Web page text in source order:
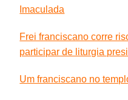
Imaculada
Frei franciscano corre
participar de liturgia
Um franciscano no